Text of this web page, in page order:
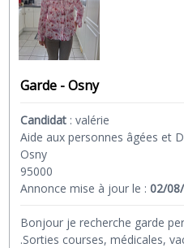
Garde - Osny
Candidat :valérie
Aide aux personnes âgées et
Osny
95000
Annonce mise à jour le :02/
Bonjour je recherche garde
.Sorties courses, médicales,